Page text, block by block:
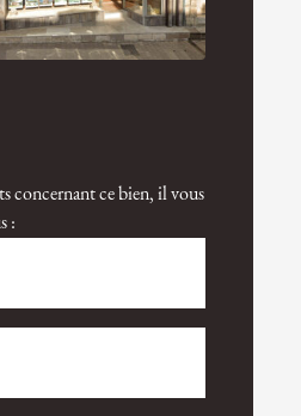
concernant ce bien, il vous
: